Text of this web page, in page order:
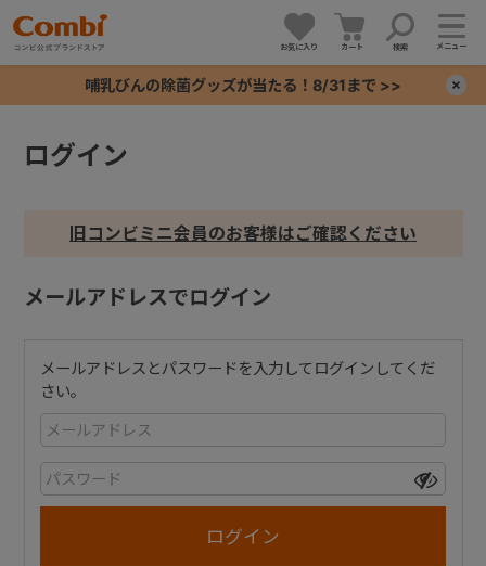
お気に入り カート 検索 メニュー
哺乳びんの除菌グッズが当たる！8/31まで >>
ログイン
旧コンビミニ会員のお客様はご確認ください
メールアドレスでログイン
メールアドレスとパスワードを入力してログインしてくだ
さい。